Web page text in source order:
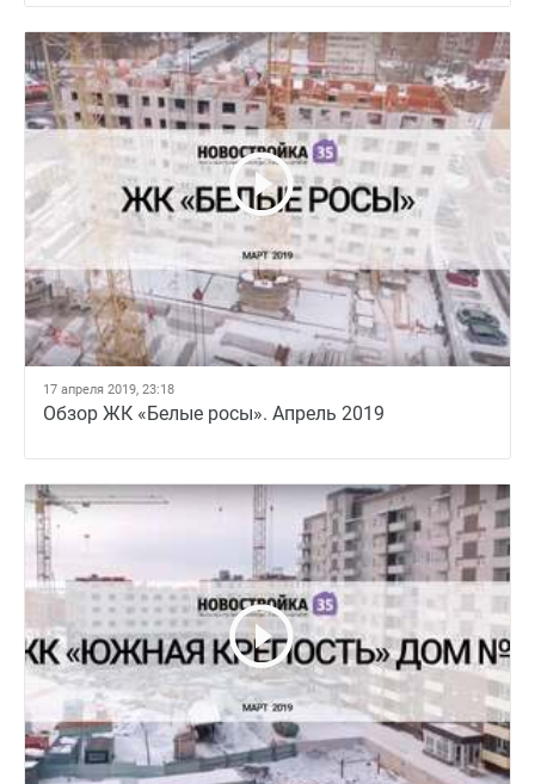
17 апреля 2019, 23:18
Обзор ЖК «Белые росы». Апрель 2019